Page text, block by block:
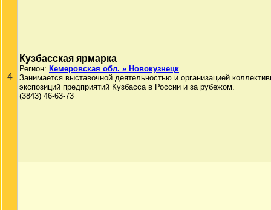
4
Кузбасская ярмарка
Регион: Кемеровская обл. » Новокузнецк
Занимается выставочной деятельностью и организацией
экспозиций предприятий Кузбасса в России и за рубежом.
(3843) 46-63-73